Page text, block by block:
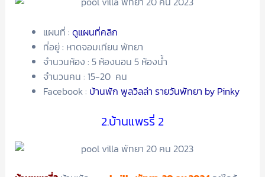
แผนที่ : ดูแผนที่คลิก
ที่อยู่ : หาดจอมเทียน พัทยา
จำนวนห้อง : 5 ห้องนอน 5 ห้องน้ำ
จำนวนคน : 15-20 คน
Facebook : บ้านพัก พูลวิลล่า รายวันพัทยา by Pinky
2.บ้านแพรรี่ 2